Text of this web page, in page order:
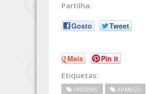
Partilha:
Gosto Tweet
Mais
Pin it
Etiquetas:
FREEBIES XPANGO